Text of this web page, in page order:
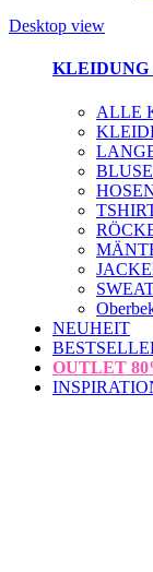
Desktop view
KLEIDUNG
ALLE
NEUHEIT
OUTLET